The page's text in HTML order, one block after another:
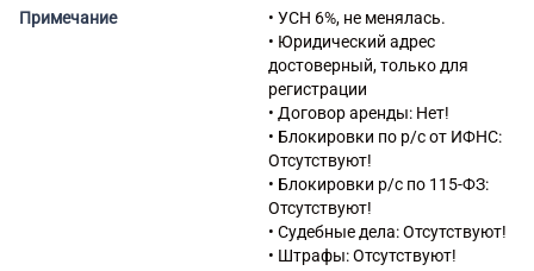
46.32 Торговля оптовая
мясом и мясными продуктами
46.38 Торговля оптовая
прочими пищевыми
продуктами, включая рыбу,
ракообразных и моллюсков
47.11 Торговля розничная
преимущественно пищевыми
продуктами, включая
напитки, и табачными
изделиями в
Примечание
• УСН 6%, не менялась.
• Юридический адрес
достоверный, только для
регистрации
• Договор аренды: Нет!
• Блокировки по р/с от ИФНС:
Отсутствуют!
• Блокировки р/с по 115-ФЗ:
Отсутствуют!
• Судебные дела: Отсутствуют!
• Штрафы: Отсутствуют!